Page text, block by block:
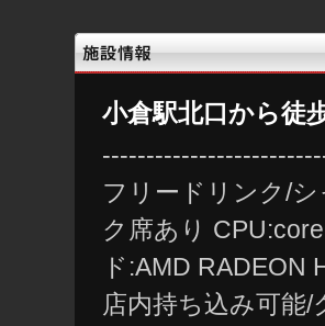
小倉駅北口から徒
フリードリンク/
ク席あり
ド:AMD RADEON
店内持ち込み可能